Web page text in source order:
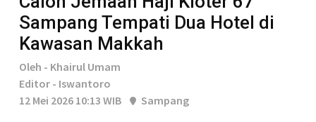
Sampang Tempati Dua Hotel di
Kawasan Makkah
Oleh - Khairul Umam
Editor - Iswantoro
12 Mei 2026 10:13 WIB
Sampang